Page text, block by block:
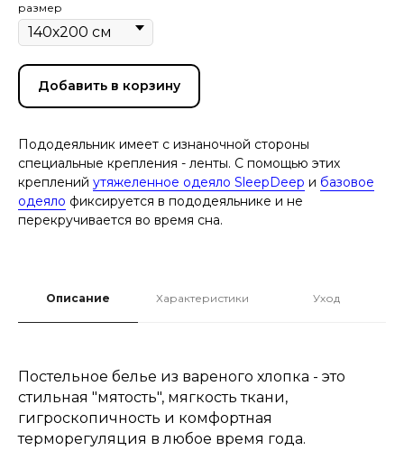
размер
Добавить в корзину
Пододеяльник имеет с изнаночной стороны
специальные крепления - ленты. С помощью этих
креплений утяжеленное одеяло SleepDeep и базовое
одеяло фиксируется в пододеяльнике и не
перекручивается во время сна.
Описание Характеристики Уход
Постельное белье из вареного хлопка - это
стильная "мятость", мягкость ткани,
гигроскопичность и комфортная
терморегуляция в любое время года.